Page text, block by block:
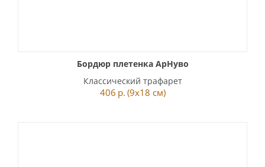
Бордюр плетенка АрНуво
Классический трафарет
406 р. (9x18 см)